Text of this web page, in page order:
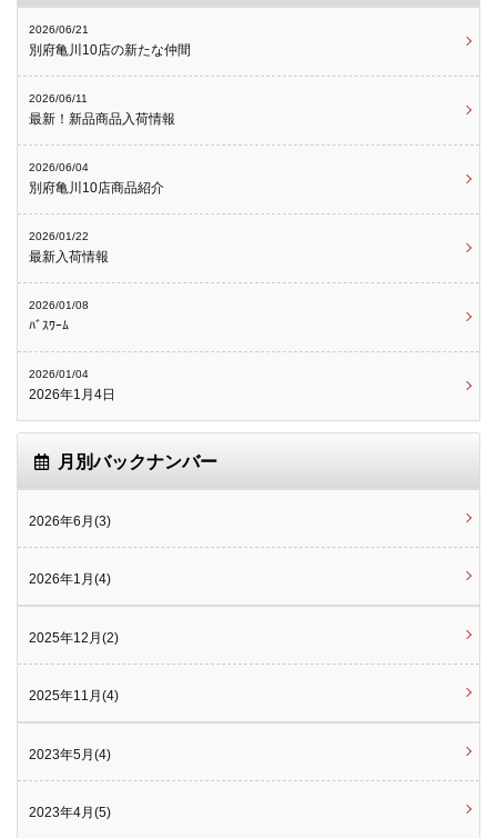
2026/06/21
別府亀川10店の新たな仲間
2026/06/11
最新！新品商品入荷情報
2026/06/04
別府亀川10店商品紹介
2026/01/22
最新入荷情報
2026/01/08
ﾊﾞｽﾜｰﾑ
2026/01/04
2026年1月4日
月別バックナンバー
2026年6月(3)
2026年1月(4)
2025年12月(2)
2025年11月(4)
2023年5月(4)
2023年4月(5)